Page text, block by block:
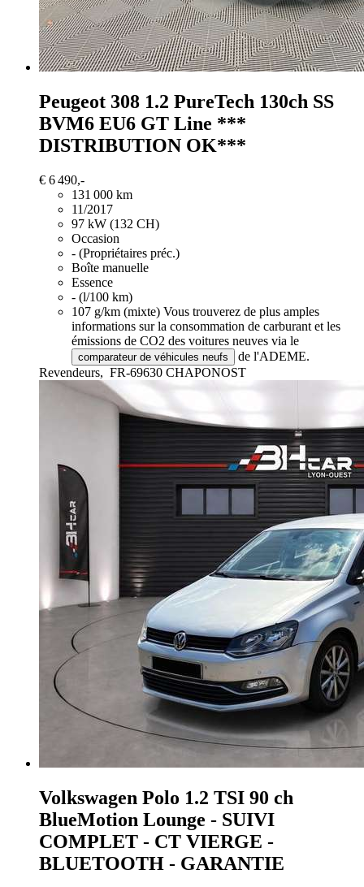
Peugeot 308 1.2 PureTech 130ch SS
BVM6 EU6 GT Line ***
DISTRIBUTION OK***
€ 6 490,-
131 000 km
11/2017
97 kW (132 CH)
Occasion
- (Propriétaires préc.)
Boîte manuelle
Essence
- (l/100 km)
107 g/km (mixte) Vous trouverez de plus amples
informations sur la consommation de carburant et les
émissions de CO2 des voitures neuves via le
comparateur de véhicules neufs
de l'ADEME.
Revendeurs, FR-69630 CHAPONOST
Volkswagen Polo 1.2 TSI 90 ch
BlueMotion Lounge - SUIVI
COMPLET - CT VIERGE -
BLUETOOTH - GARANTIE